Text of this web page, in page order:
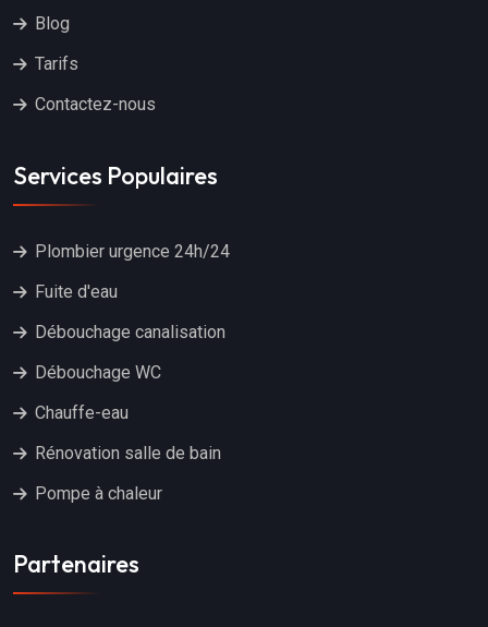
Blog
Tarifs
Contactez-nous
Services Populaires
Plombier urgence 24h/24
Fuite d'eau
Débouchage canalisation
Débouchage WC
Chauffe-eau
Rénovation salle de bain
Pompe à chaleur
Partenaires